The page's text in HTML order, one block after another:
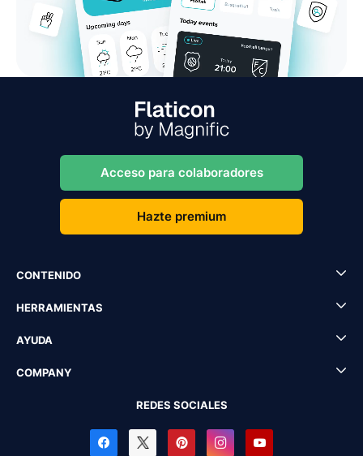
Acceso para colaboradores
Hazte premium
CONTENIDO
HERRAMIENTAS
AYUDA
COMPANY
REDES SOCIALES